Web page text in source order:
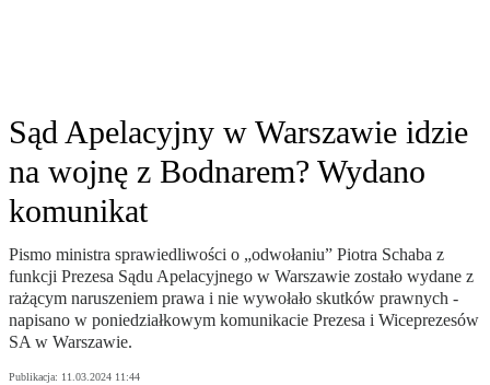
Sąd Apelacyjny w Warszawie idzie
na wojnę z Bodnarem? Wydano
komunikat
Pismo ministra sprawiedliwości o „odwołaniu” Piotra Schaba z
funkcji Prezesa Sądu Apelacyjnego w Warszawie zostało wydane z
rażącym naruszeniem prawa i nie wywołało skutków prawnych -
napisano w poniedziałkowym komunikacie Prezesa i Wiceprezesów
SA w Warszawie.
Publikacja: 11.03.2024 11:44